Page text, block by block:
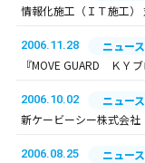
情報化施工（ＩＴ施工）
2006.11.28
ニュー
『MOVE GUARD ＫＹ
2006.10.02
ニュー
新ケービーシー株式会
2006.08.25
ニュー